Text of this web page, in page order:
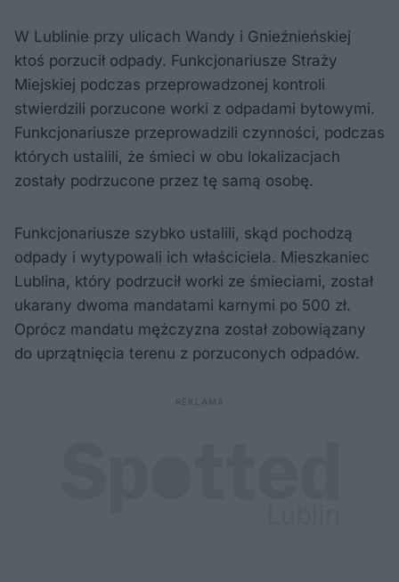
W Lublinie przy ulicach Wandy i Gnieźnieńskiej
ktoś porzucił odpady. Funkcjonariusze Straży
Miejskiej podczas przeprowadzonej kontroli
stwierdzili porzucone worki z odpadami bytowymi.
Funkcjonariusze przeprowadzili czynności, podczas
których ustalili, że śmieci w obu lokalizacjach
zostały podrzucone przez tę samą osobę.
Funkcjonariusze szybko ustalili, skąd pochodzą
odpady i wytypowali ich właściciela. Mieszkaniec
Lublina, który podrzucił worki ze śmieciami, został
ukarany dwoma mandatami karnymi po 500 zł.
Oprócz mandatu mężczyzna został zobowiązany
do uprzątnięcia terenu z porzuconych odpadów.